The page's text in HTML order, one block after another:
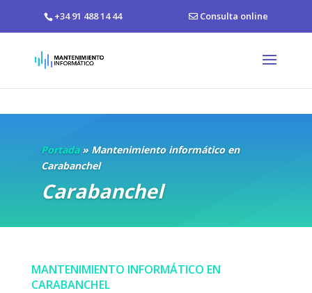
+34 91 488 14 44 Consulta online
Portada» Mantenimiento informático en
Carabanchel
Carabanchel
MANTENIMIENTO INFORMÁTICO EN
CARABANCHEL